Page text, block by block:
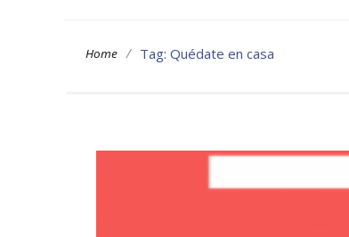
Home / Tag: Quédate en casa